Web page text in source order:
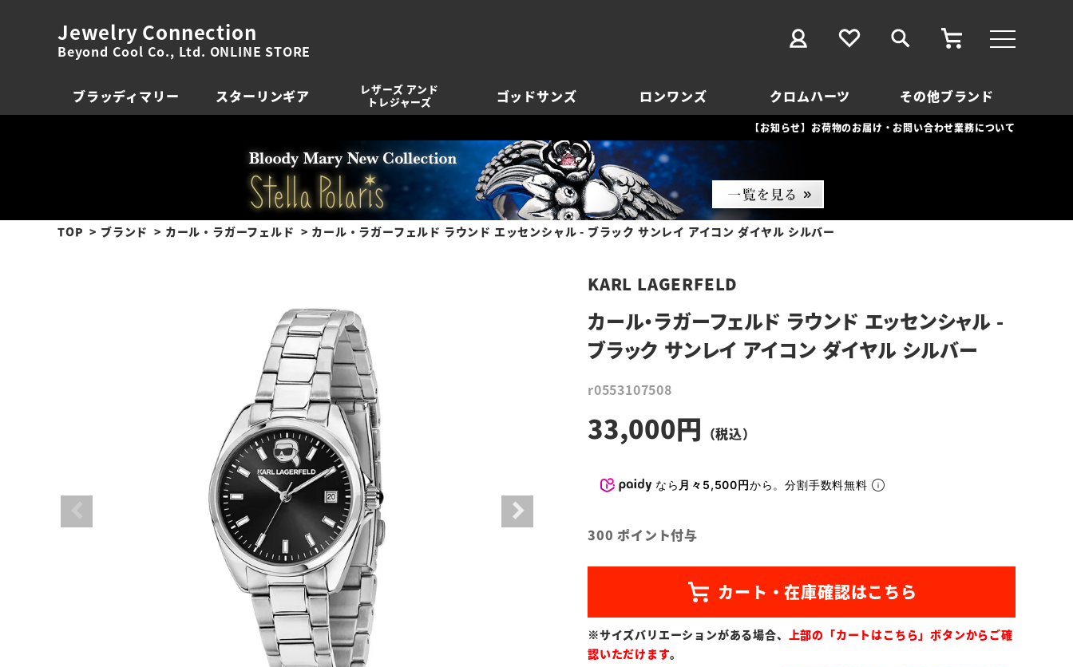
Jewelry Connection
Beyond Cool Co., Ltd. ONLINE STORE
ブラッディマリー スターリンギア
レザーズ アンド
トレジャーズ
ゴッドサンズ ロンワンズ クロムハーツ その他ブランド
【お知らせ】お荷物のお届け・お問い合わせ業務について
TOP ブランド カール・ラガーフェルド カール・ラガーフェルド ラウンド エッセンシャル - ブラック サンレイ アイコン ダイヤル シルバー
KARL LAGERFELD
カール・ラガーフェルド ラウンド エッセンシャル -
ブラック サンレイ アイコン ダイヤル シルバー
r0553107508
33,000
なら 月々5,500円から。分割手数料無料
300 ポイント付与
※サイズバリエーションがある場合、
上部の「カートはこちら」ボタンからご確
認いただけます。